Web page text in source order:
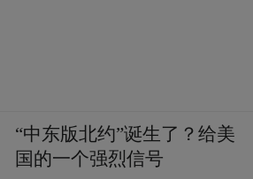
“中东版北约”诞生了？给美
国的一个强烈信号